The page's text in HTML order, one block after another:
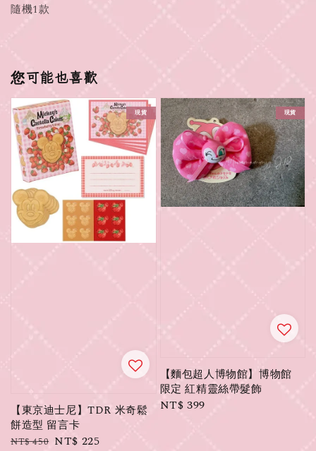
隨機1款
您可能也喜歡
現貨
【東京迪士尼】TDR 米奇鬆
餅造型 留言卡
Regular
NT$ 450 Sale
NT$ 225
現貨
【麵包超人博物館】博物館
限定 紅精靈絲帶髮飾
Regular
NT$ 399